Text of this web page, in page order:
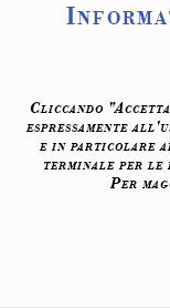
Cliccando
espressamente
e in particolare
terminale per le
Per